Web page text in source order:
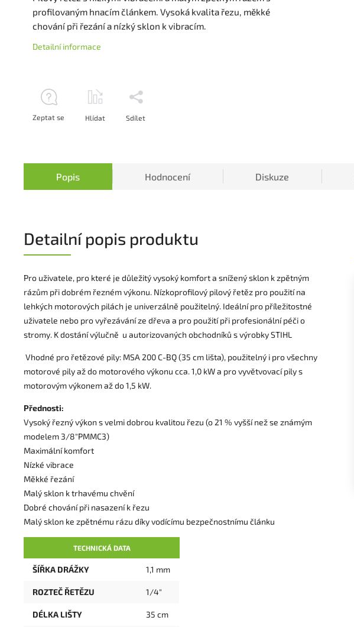
profilovaným hnacím článkem. Vysoká kvalita řezu, měkké
chování při řezání a nízký sklon k vibracím.
Detailní informace
Zeptat se Hlídat Sdílet
Popis Hodnocení Diskuze
Detailní popis produktu
Pro uživatele, pro které je důležitý vysoký komfort a snížený sklon k zpětným
rázům při dobrém řezném výkonu. Nízkoprofilový pilový řetěz pro použití na
lehkých motorových pilách je univerzálně použitelný. Ideální pro příležitostné
uživatele nebo pro vyřezávání ze dřeva a pro použití při profesionální péči o
stromy. K dostání výlučně u autorizovaných obchodníků s výrobky STIHL
Vhodné pro řetězové pily: MSA 200 C-BQ (35 cm lišta), použitelný i pro všechny
motorové pily až do motorového výkonu cca. 1,0 kW a pro vyvětvovací pily s
motorovým výkonem až do 1,5 kW.
Přednosti:
Vysoký řezný výkon s velmi dobrou kvalitou řezu (o 21 % vyšší než se známým
modelem 3/8"PMMC3)
Maximální komfort
Nízké vibrace
Měkké řezání
Malý sklon k trhavému chvění
Dobré chování při nasazení k řezu
Malý sklon ke zpětnému rázu díky vodícímu bezpečnostnímu článku
TECHNICKÁ DATA
ŠÍŘKA DRÁŽKY 1,1 mm
ROZTEČ ŘETĚZU 1/4"
DÉLKA LIŠTY 35 cm